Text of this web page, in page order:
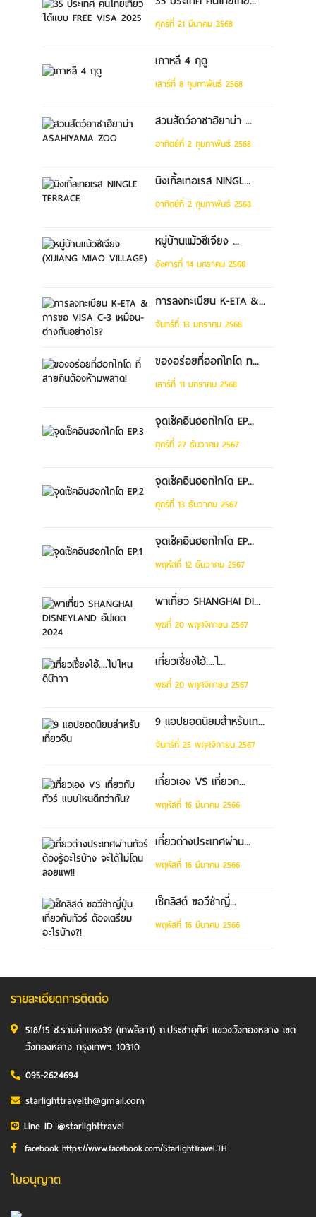
ศุกร์ที่ 21 มีนาคม 2568
เกาหลี 4 ฤดู
เสาร์ที่ 8 กุมภาพันธ์ 2568
สวนสัตว์อาซาฮิยาม่า ...
อาทิตย์ที่ 2 กุมภาพันธ์ 2568
นิงเกิ้ลเทอเรส NINGL...
อาทิตย์ที่ 2 กุมภาพันธ์ 2568
หมู่บ้านแม้วซีเจียง ...
อังคารที่ 14 มกราคม 2568
การลงทะเบียน K-ETA &...
จันทร์ที่ 13 มกราคม 2568
ของอร่อยที่ฮอกไกโด ท...
เสาร์ที่ 11 มกราคม 2568
จุดเช็คอินฮอกไกโด EP...
ศุกร์ที่ 27 ธันวาคม 2567
จุดเช็คอินฮอกไกโด EP...
ศุกร์ที่ 13 ธันวาคม 2567
จุดเช็คอินฮอกไกโด EP...
พฤหัสที่ 12 ธันวาคม 2567
พาเที่ยว SHANGHAI DI...
พุธที่ 20 พฤศจิกายน 2567
เที่ยวเซี่ยงไฮ้....ไ...
พุธที่ 20 พฤศจิกายน 2567
9 แอปยอดนิยมสำหรับเท...
จันทร์ที่ 25 พฤศจิกายน 2567
เที่ยวเอง VS เที่ยวก...
พฤหัสที่ 16 มีนาคม 2566
เที่ยวต่างประเทศผ่าน...
พฤหัสที่ 16 มีนาคม 2566
เช็กลิสต์ ขอวีซ่าญี่...
พฤหัสที่ 16 มีนาคม 2566
รายละเอียดการติดต่อ
518/15 ซ.รามคำแหง39 (เทพลีลา1) ถ.ประชาอุทิศ แขวงวังทองหลาง เขต
วังทองหลาง กรุงเทพฯ 10310
095-2624694
starlighttravelth@gmail.com
Line ID @starlighttravel
facebook https://www.facebook.com/StarlightTravel.TH
ใบอนุญาต